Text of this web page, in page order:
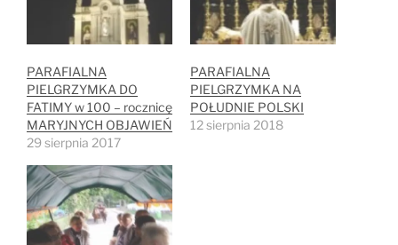
PARAFIALNA
PIELGRZYMKA DO
FATIMY w 100 – rocznicę
MARYJNYCH OBJAWIEŃ
29 sierpnia 2017
PARAFIALNA
PIELGRZYMKA NA
POŁUDNIE POLSKI
12 sierpnia 2018